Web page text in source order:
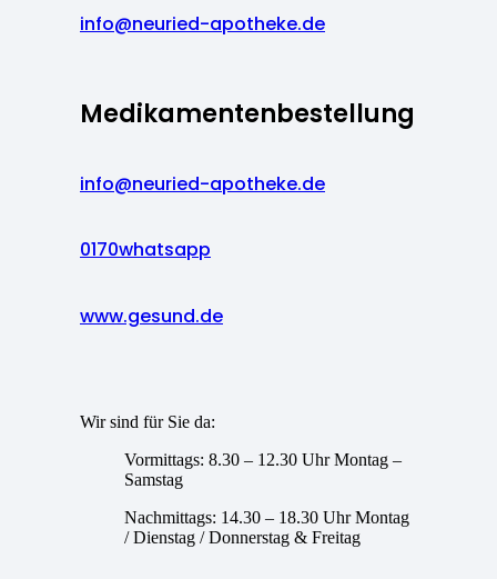
info@neuried-apotheke.de
Medikamentenbestellung
info@neuried-apotheke.de
0170whatsapp
www.gesund.de
Wir sind für Sie da:
Vormittags: 8.30 – 12.30 Uhr Montag –
Samstag
Nachmittags: 14.30 – 18.30 Uhr Montag
/ Dienstag / Donnerstag & Freitag